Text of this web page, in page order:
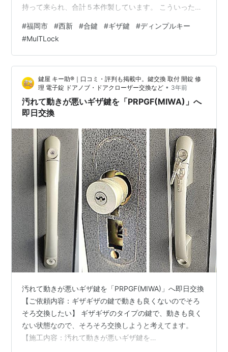
持って来られ、合計５本作製しています。 こういった鍵
困りであれば、是非当店にご相談下さい。 西新合鍵功房
福岡市早良区西新4-9-3 営業時間:10時〜20時 電話番
号:09071576969 instagramはこちら 公式LINEからのご
相談も承っております。 下記のリンクからご登録いただ
けますので是非ご活用下さい。
#福岡市 #西新 #合鍵 #ギザ鍵 #ディンプルキー
#MulTLock
鍵屋 キー助®｜口コミ・評判も掲載中。鍵交換 取付 開錠 修
理 電子錠 ドアノブ・ドアクローザー交換など • 3年前
汚れて動きが悪いギザ鍵を「PRPGF(MIWA)」へ
即日交換
汚れて動きが悪いギザ鍵を「PRPGF(MIWA)」へ即日交換
【ご依頼内容：ギザギザの鍵で動きも良くないのでそろ
そろ交換したい】 ギザギザのタイプの鍵で、動きも良く
ない状態なので、そろそろ交換しようと考えてます。
【施工内容：汚れて動きが悪いギザ鍵を